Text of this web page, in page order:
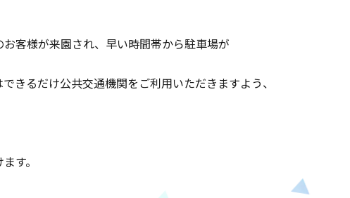
客様が来園され、早い時間帯から駐車場が
きるだけ公共交通機関をご利用いただきますよう、
す。